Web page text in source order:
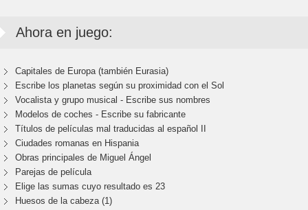
Ahora en juego:
Capitales de Europa (también Eurasia)
Escribe los planetas según su proximidad con el Sol
Vocalista y grupo musical - Escribe sus nombres
Modelos de coches - Escribe su fabricante
Títulos de películas mal traducidas al español II
Ciudades romanas en Hispania
Obras principales de Miguel Ángel
Parejas de película
Elige las sumas cuyo resultado es 23
Huesos de la cabeza (1)